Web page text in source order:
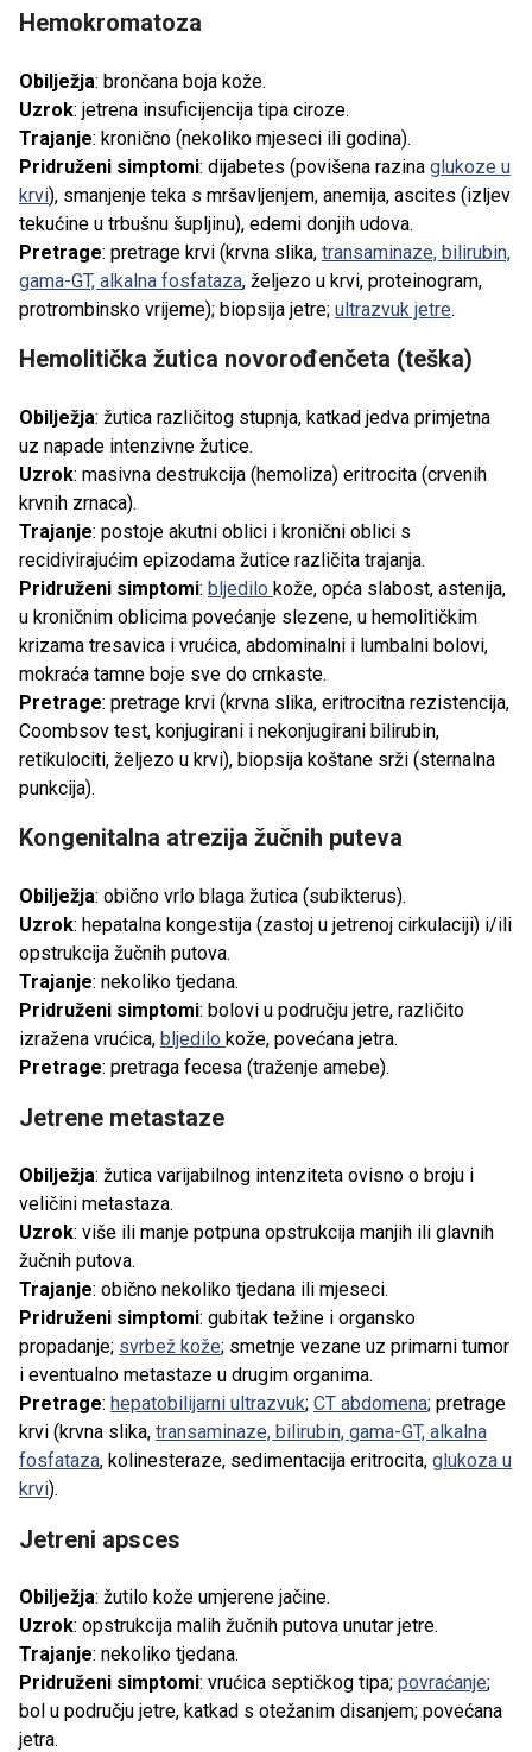
Hemokromatoza
Obilježja: brončana boja kože.
Uzrok: jetrena insuficijencija tipa ciroze.
Trajanje: kronično (nekoliko mjeseci ili godina).
Pridruženi simptomi: dijabetes (povišena razina glukoze u
krvi), smanjenje teka s mršavljenjem, anemija, ascites (izljev
tekućine u trbušnu šupljinu), edemi donjih udova.
Pretrage: pretrage krvi (krvna slika, transaminaze, bilirubin,
gama-GT, alkalna fosfataza, željezo u krvi, proteinogram,
protrombinsko vrijeme); biopsija jetre; ultrazvuk jetre.
Hemolitička žutica novorođenčeta (teška)
Obilježja: žutica različitog stupnja, katkad jedva primjetna
uz napade intenzivne žutice.
Uzrok: masivna destrukcija (hemoliza) eritrocita (crvenih
krvnih zrnaca).
Trajanje: postoje akutni oblici i kronični oblici s
recidivirajućim epizodama žutice različita trajanja.
Pridruženi simptomi: bljedilo kože, opća slabost, astenija,
u kroničnim oblicima povećanje slezene, u hemolitičkim
krizama tresavica i vrućica, abdominalni i lumbalni bolovi,
mokraća tamne boje sve do crnkaste.
Pretrage: pretrage krvi (krvna slika, eritrocitna rezistencija,
Coombsov test, konjugirani i nekonjugirani bilirubin,
retikulociti, željezo u krvi), biopsija koštane srži (sternalna
punkcija).
Kongenitalna atrezija žučnih puteva
Obilježja: obično vrlo blaga žutica (subikterus).
Uzrok: hepatalna kongestija (zastoj u jetrenoj cirkulaciji) i/ili
opstrukcija žučnih putova.
Trajanje: nekoliko tjedana.
Pridruženi simptomi: bolovi u području jetre, različito
izražena vrućica, bljedilo kože, povećana jetra.
Pretrage: pretraga fecesa (traženje amebe).
Jetrene metastaze
Obilježja: žutica varijabilnog intenziteta ovisno o broju i
veličini metastaza.
Uzrok: više ili manje potpuna opstrukcija manjih ili glavnih
žučnih putova.
Trajanje: obično nekoliko tjedana ili mjeseci.
Pridruženi simptomi: gubitak težine i organsko
propadanje; svrbež kože; smetnje vezane uz primarni tumor
i eventualno metastaze u drugim organima.
Pretrage: hepatobilijarni ultrazvuk; CT abdomena; pretrage
krvi (krvna slika, transaminaze, bilirubin, gama-GT, alkalna
fosfataza, kolinesteraze, sedimentacija eritrocita, glukoza u
krvi).
Jetreni apsces
Obilježja: žutilo kože umjerene jačine.
Uzrok: opstrukcija malih žučnih putova unutar jetre.
Trajanje: nekoliko tjedana.
Pridruženi simptomi: vrućica septičkog tipa; povraćanje;
bol u području jetre, katkad s otežanim disanjem; povećana
jetra.